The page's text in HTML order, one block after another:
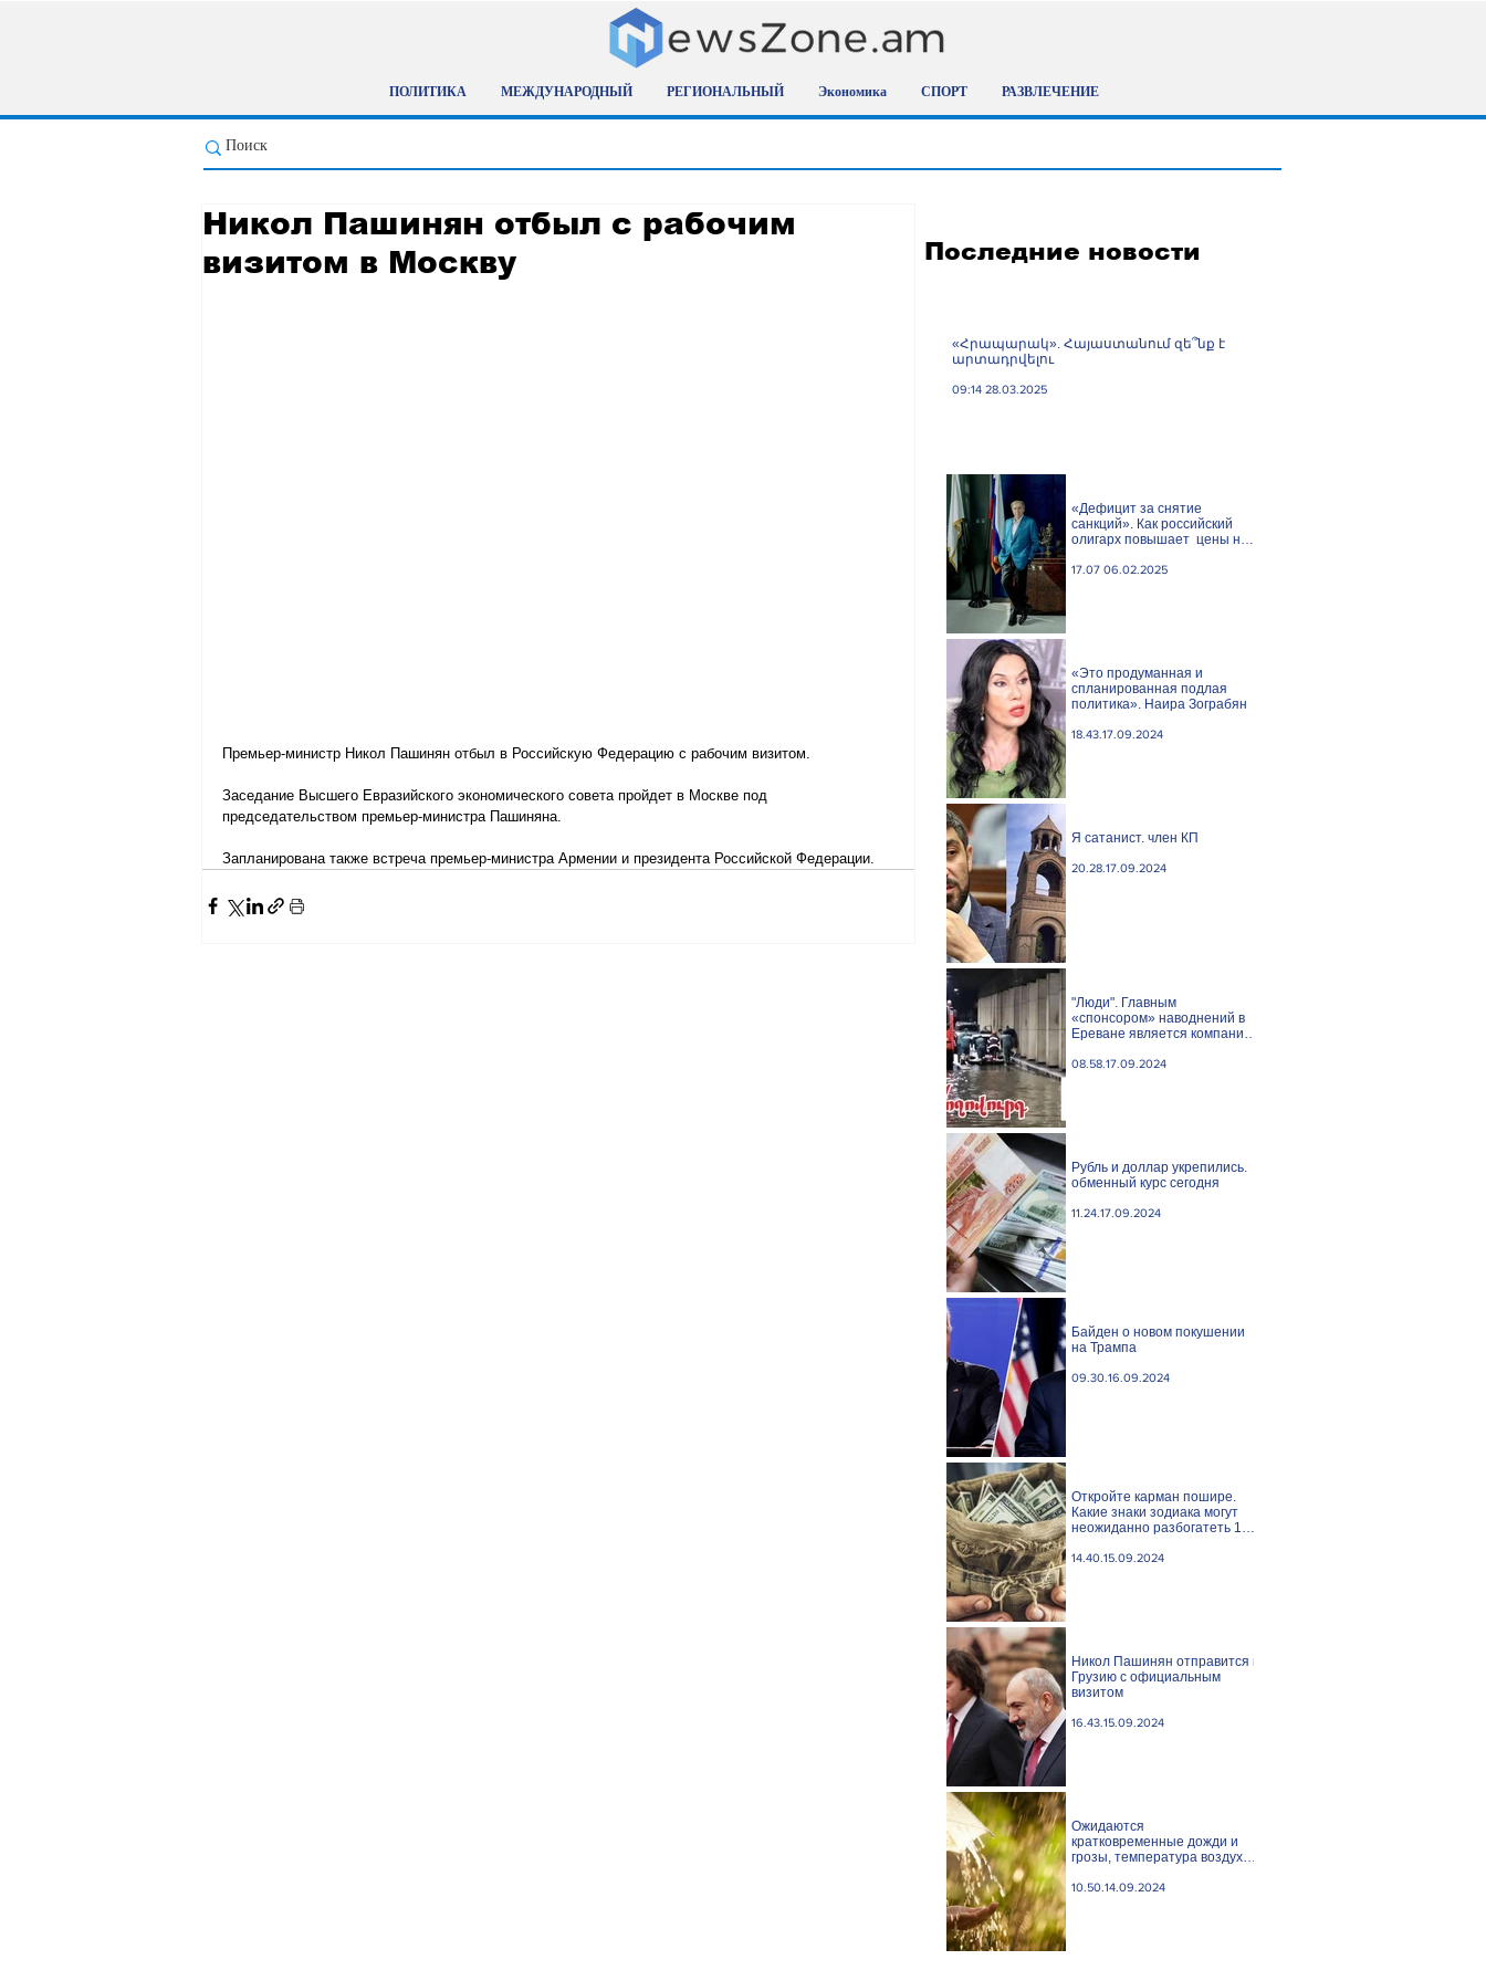
ПОЛИТИКА МЕЖДУНАРОДНЫЙ РЕГИОНАЛЬНЫЙ Экономика СПОРТ РАЗВЛЕЧЕНИЕ
Никол Пашинян отбыл с рабочим
визитом в Москву
Премьер-министр Никол Пашинян отбыл в Российскую Федерацию с рабочим визитом.
Заседание Высшего Евразийского экономического совета пройдет в Москве под
председательством премьер-министра Пашиняна.
Запланирована также встреча премьер-министра Армении и президента Российской Федерации.
Последние новости
«Հրապարակ». Հայաստանում զե՞նք է
արտադրվելու
09:14 28.03.2025
«Дефицит за снятие
санкций». Как российский
олигарх повышает цены на
17.07 06.02.2025
«Это продуманная и
спланированная подлая
политика». Наира Зограбян
18.43.17.09.2024
Я сатанист. член КП
20.28.17.09.2024
"Люди". Главным
«спонсором» наводнений в
Ереване является компания
08.58.17.09.2024
Рубль и доллар укрепились.
обменный курс сегодня
11.24.17.09.2024
Байден о новом покушении
на Трампа
09.30.16.09.2024
Откройте карман пошире.
Какие знаки зодиака могут
неожиданно разбогатеть 15
14.40.15.09.2024
Никол Пашинян отправится в
Грузию с официальным
визитом
16.43.15.09.2024
Ожидаются
кратковременные дожди и
грозы, температура воздуха
10.50.14.09.2024